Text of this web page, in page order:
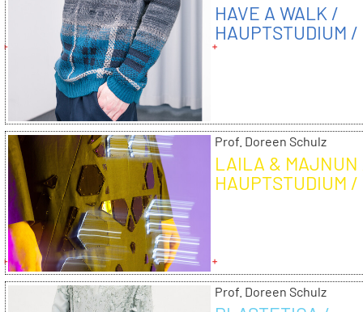
HAVE A WALK /
HAUPTSTUDIUM /
2013/14
Prof. Doreen Schulz
LAILA &
HAUPTSTUDIUM /
Prof. Doreen Schulz